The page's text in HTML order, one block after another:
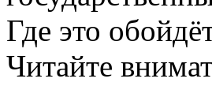
Где это
Читайте